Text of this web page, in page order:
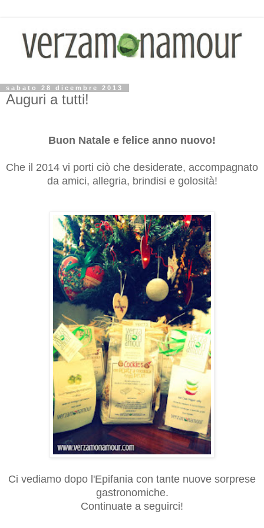
sabato 28 dicembre 2013
Auguri a tutti!
Buon Natale e felice anno nuovo!
Che il 2014 vi porti ciò che desiderate, accompagnato
da amici, allegria, brindisi e golosità!
Ci vediamo dopo l'Epifania con tante nuove sorprese
gastronomiche.
Continuate a seguirci!